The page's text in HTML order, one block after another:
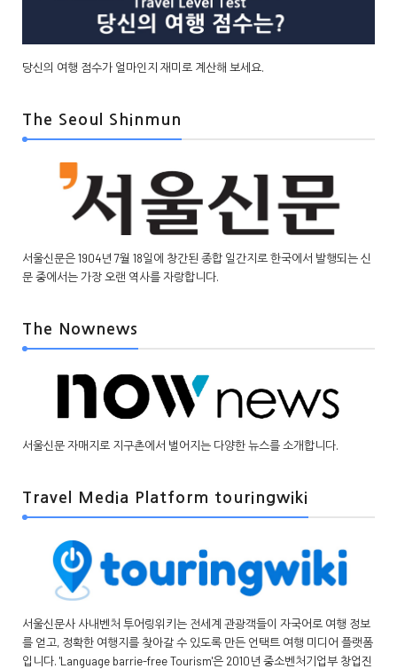
당신의 여행 점수가 얼마인지 재미로 계산해 보세요.
The Seoul Shinmun
서울신문은 1904년 7월 18일에 창간된 종합 일간지로 한국에서 발행되는 신
문 중에서는 가장 오랜 역사를 자랑합니다.
The Nownews
서울신문 자매지로 지구촌에서 벌어지는 다양한 뉴스를 소개합니다.
Travel Media Platform touringwiki
서울신문사 사내벤처 투어링위키는 전세계 관광객들이 자국어로 여행 정보
를 얻고, 정확한 여행지를 찾아갈 수 있도록 만든 언택트 여행 미디어 플랫폼
입니다. 'Language barrie-free Tourism'은 2010년 중소벤처기업부 창업진